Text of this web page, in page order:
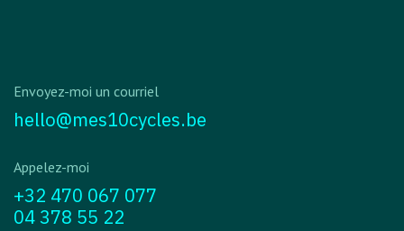
Envoyez-moi un courriel
hello@mes10cycles.be
Appelez-moi
+32 470 067 077
04 378 55 22